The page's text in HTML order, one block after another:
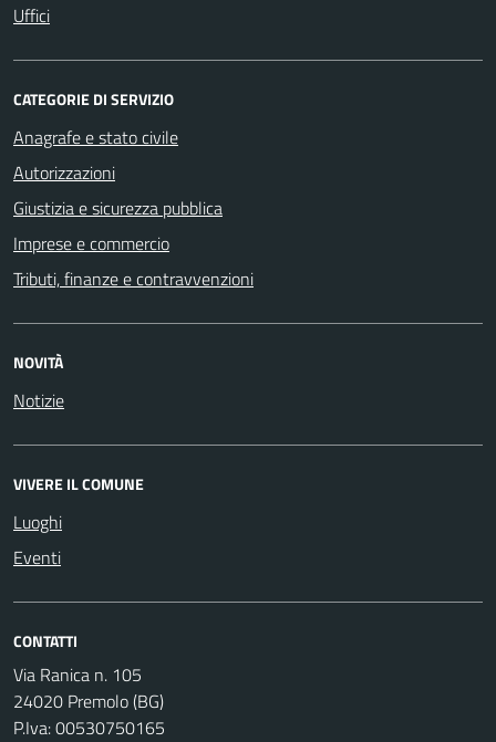
Uffici
CATEGORIE DI SERVIZIO
Anagrafe e stato civile
Autorizzazioni
Giustizia e sicurezza pubblica
Imprese e commercio
Tributi, finanze e contravvenzioni
NOVITÀ
Notizie
VIVERE IL COMUNE
Luoghi
Eventi
CONTATTI
Via Ranica n. 105
24020 Premolo (BG)
P.Iva: 00530750165